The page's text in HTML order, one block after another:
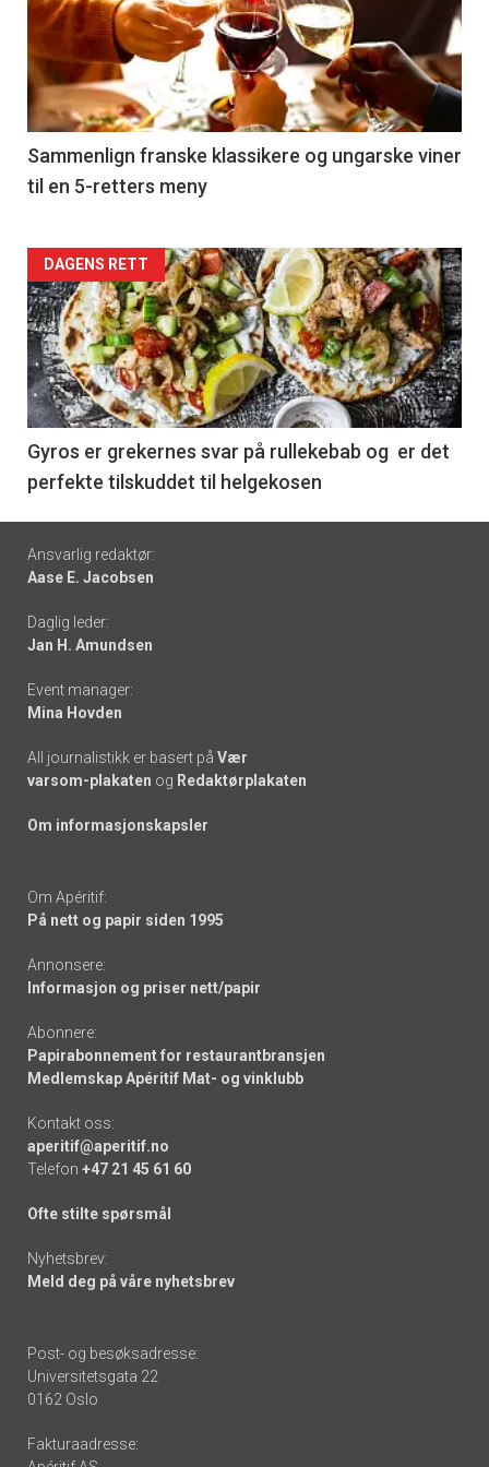
akkurat
nå
-
5
Sammenlign franske klassikere og ungarske viner
til en 5-retters meny
Forsiden
akkurat
nå
-
6
DAGENS RETT
Gyros er grekernes svar på rullekebab og er det
perfekte tilskuddet til helgekosen
Footer
-
links
Ansvarlig redaktør:
Aase E. Jacobsen
Daglig leder:
Jan H. Amundsen
Event manager:
Mina Hovden
All journalistikk er basert på Vær
varsom-plakaten og Redaktørplakaten
Om informasjonskapsler
Om Apéritif:
På nett og papir siden 1995
Annonsere:
Informasjon og priser nett/papir
Abonnere:
Papirabonnement for restaurantbransjen
Medlemskap Apéritif Mat- og vinklubb
Kontakt oss:
aperitif@aperitif.no
Telefon +47 21 45 61 60
Ofte stilte spørsmål
Nyhetsbrev:
Meld deg på våre nyhetsbrev
Post- og besøksadresse:
Universitetsgata 22
0162 Oslo
Fakturaadresse: